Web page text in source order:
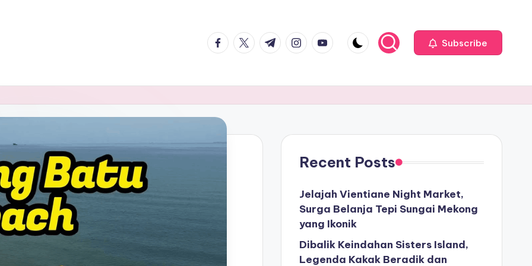
facebook.com
twitter.com
t.me instagram.com
youtube.com Subscribe
Recent Posts
Jelajah Vientiane Night Market,
Surga Belanja Tepi Sungai Mekong
yang Ikonik
Dibalik Keindahan Sisters Island,
Legenda Kakak Beradik dan